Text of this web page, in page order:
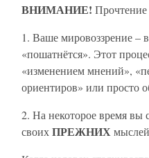
ВНИМАНИЕ!
1. Ваше мировоззрение –
«пошатнётся». Этот
«изменением мнений»,
ориентиров» или просто
2. На некоторое время вы
своихПРЕЖНИХ